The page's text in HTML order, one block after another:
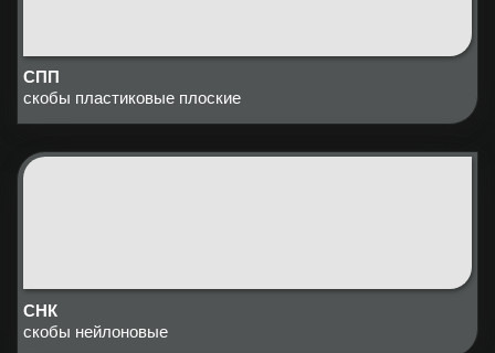
СПП
скобы пластиковые плоские
СНК
скобы нейлоновые